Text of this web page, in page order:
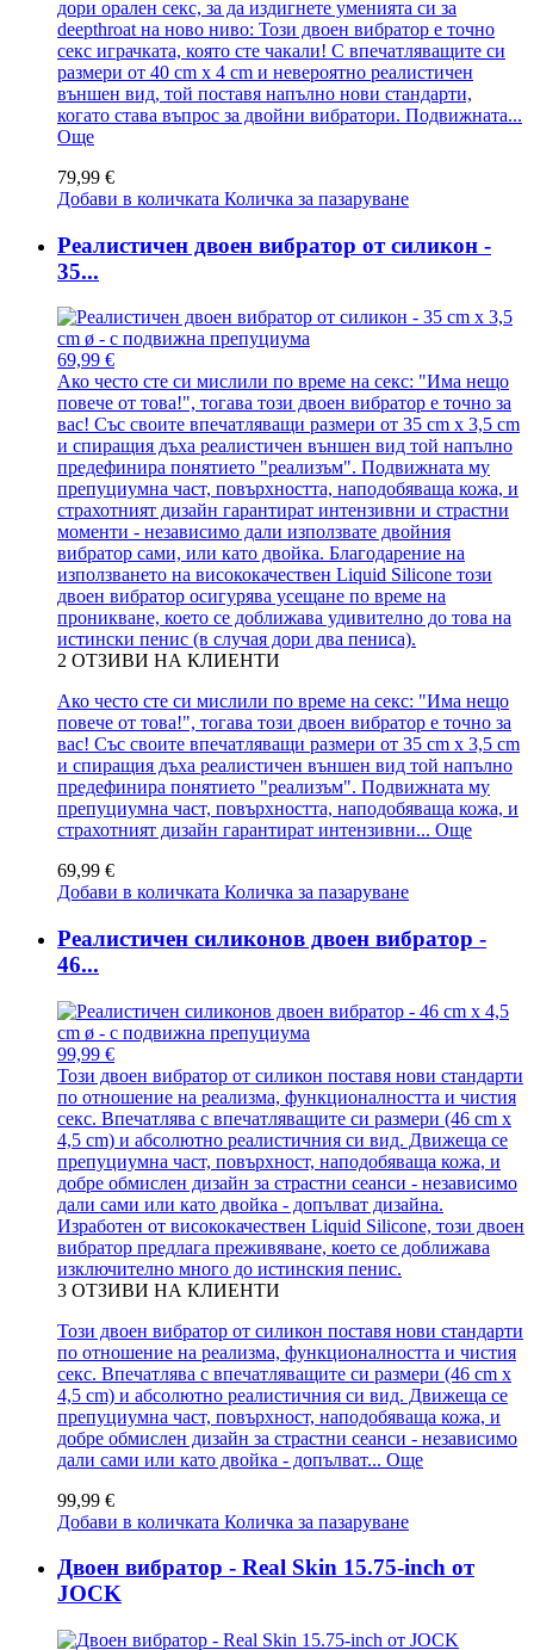
дори орален секс, за да издигнете уменията си за
deepthroat на ново ниво: Този двоен вибратор е точно
секс играчката, която сте чакали! С впечатляващите си
размери от 40 cm x 4 cm и невероятно реалистичен
външен вид, той поставя напълно нови стандарти,
когато става въпрос за двойни вибратори. Подвижната...
Още
79,99 €
Добави в количката Количка за пазаруване
Реалистичен двоен вибратор от силикон -
35...
69,99 €
Ако често сте си мислили по време на секс: "Има нещо
повече от това!", тогава този двоен вибратор е точно за
вас! Със своите впечатляващи размери от 35 cm x 3,5 cm
и спиращия дъха реалистичен външен вид той напълно
предефинира понятието "реализъм". Подвижната му
препуциумна част, повърхността, наподобяваща кожа, и
страхотният дизайн гарантират интензивни и страстни
моменти - независимо дали използвате двойния
вибратор сами, или като двойка. Благодарение на
използването на висококачествен Liquid Silicone този
двоен вибратор осигурява усещане по време на
проникване, което се доближава удивително до това на
истински пенис (в случая дори два пениса).
2 ОТЗИВИ НА КЛИЕНТИ
Ако често сте си мислили по време на секс: "Има нещо
повече от това!", тогава този двоен вибратор е точно за
вас! Със своите впечатляващи размери от 35 cm x 3,5 cm
и спиращия дъха реалистичен външен вид той напълно
предефинира понятието "реализъм". Подвижната му
препуциумна част, повърхността, наподобяваща кожа, и
страхотният дизайн гарантират интензивни... Още
69,99 €
Добави в количката Количка за пазаруване
Реалистичен силиконов двоен вибратор -
46...
99,99 €
Този двоен вибратор от силикон поставя нови стандарти
по отношение на реализма, функционалността и чистия
секс. Впечатлява с впечатляващите си размери (46 cm x
4,5 cm) и абсолютно реалистичния си вид. Движеща се
препуциумна част, повърхност, наподобяваща кожа, и
добре обмислен дизайн за страстни сеанси - независимо
дали сами или като двойка - допълват дизайна.
Изработен от висококачествен Liquid Silicone, този двоен
вибратор предлага преживяване, което се доближава
изключително много до истинския пенис.
3 ОТЗИВИ НА КЛИЕНТИ
Този двоен вибратор от силикон поставя нови стандарти
по отношение на реализма, функционалността и чистия
секс. Впечатлява с впечатляващите си размери (46 cm x
4,5 cm) и абсолютно реалистичния си вид. Движеща се
препуциумна част, повърхност, наподобяваща кожа, и
добре обмислен дизайн за страстни сеанси - независимо
дали сами или като двойка - допълват... Още
99,99 €
Добави в количката Количка за пазаруване
Двоен вибратор - Real Skin 15.75-inch от
JOCK